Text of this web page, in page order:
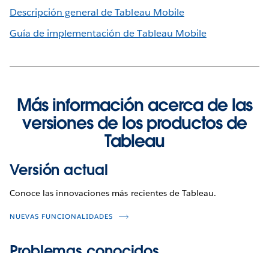
Descripción general de Tableau Mobile
Guía de implementación de Tableau Mobile
Más información acerca de las
versiones de los productos de
Tableau
Versión actual
Conoce las innovaciones más recientes de Tableau.
NUEVAS FUNCIONALIDADES